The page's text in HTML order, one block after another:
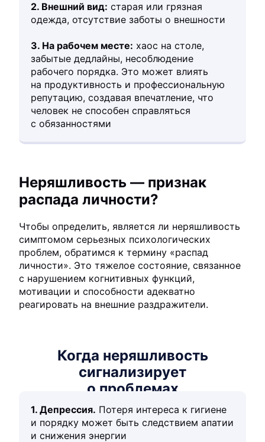
2. Внешний вид: старая или грязная
одежда, отсутствие заботы о внешности
3. На рабочем месте: хаос на столе,
забытые дедлайны, несоблюдение
рабочего порядка. Это может влиять
на продуктивность и профессиональную
репутацию, создавая впечатление, что
человек не способен справляться
с обязанностями
Неряшливость — признак
распада личности?
Чтобы определить, является ли неряшливость
симптомом серьезных психологических
проблем, обратимся к термину «распад
личности». Это тяжелое состояние, связанное
с нарушением когнитивных функций,
мотивации и способности адекватно
реагировать на внешние раздражители.
Когда неряшливость
сигнализирует
о проблемах
1. Депрессия. Потеря интереса к гигиене
и порядку может быть следствием апатии
и снижения энергии